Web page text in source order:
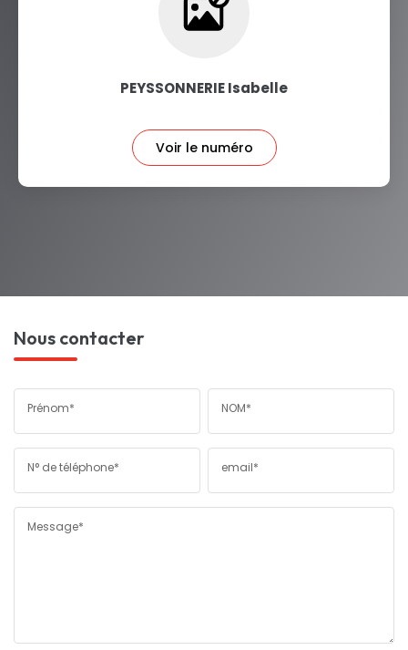
PEYSSONNERIE Isabelle
Voir le numéro
Nous contacter
Prénom* NOM*
N° de téléphone* email*
Message*